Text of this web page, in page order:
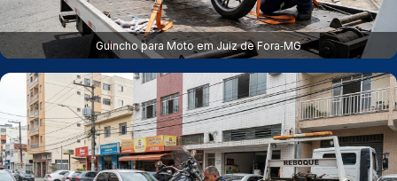
Guincho para Moto em Juiz de Fora‑MG